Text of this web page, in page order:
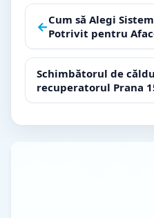
Navigare
în
articole
←Cum să Alegi
Potrivit pentru
Schimbătorul de
recuperatorul Prana
eficiență